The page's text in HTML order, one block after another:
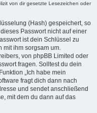
von dir gesetzte Lesezeichen oder
(Hash) gespeichert, so
Passwort nicht auf einer
ist dein Schlüssel zu
mit ihm sorgsam um.
von phpBB Limited oder
fragen. Solltest du dein
„Ich habe mein
fragt dich dann nach
und sendet anschließend
mit dem du dann auf das